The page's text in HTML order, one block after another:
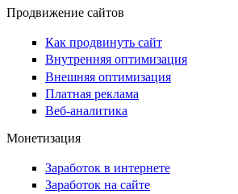
Продвижение сайтов
Как продвинуть сайт
Внутренняя оптимизация
Внешняя оптимизация
Платная реклама
Веб-аналитика
Монетизация
Заработок в интернете
Заработок на сайте